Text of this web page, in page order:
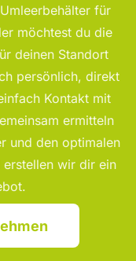
für
möchtest du die
deinen Standort
persönlich, direkt
Kontakt mit
ermitteln
und den optimalen
erstellen wir dir ein